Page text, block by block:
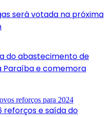
será votada na próxima
do abastecimento de
Paraíba e comemora
reforços e saída do